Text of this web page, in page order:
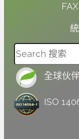
全球伙
ISO